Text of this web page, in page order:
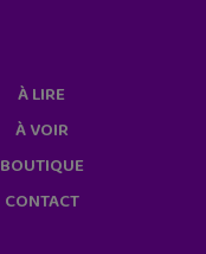
À LIRE
À VOIR
BOUTIQUE
CONTACT